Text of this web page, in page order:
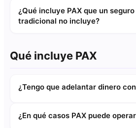
¿Qué incluye PAX que un
tradicional no incluye?
Qué incluye PAX
¿Tengo que adelantar dinero
¿En qué casos PAX puede